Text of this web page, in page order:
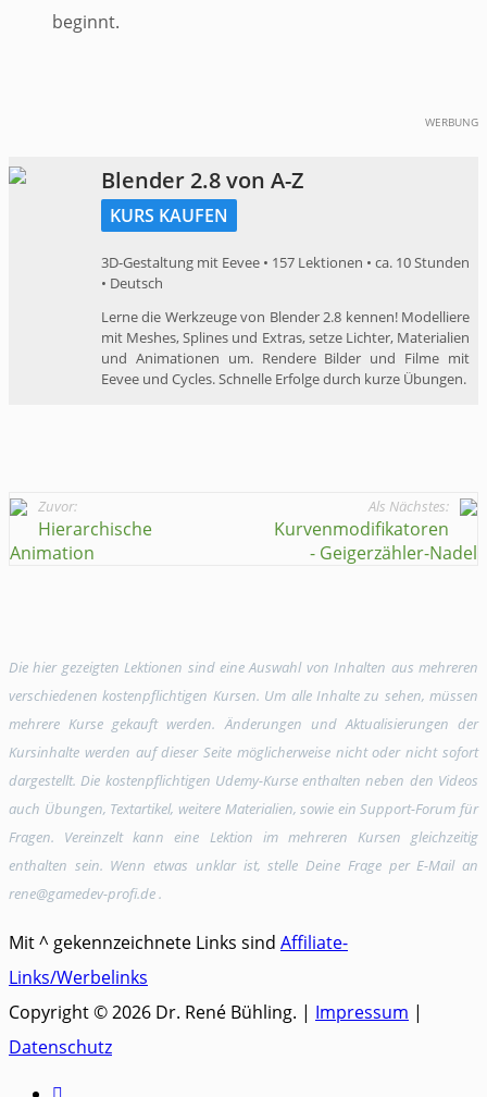
beginnt.
WERBUNG
Blender 2.8 von A-Z
KURS KAUFEN
3D-Gestaltung mit Eevee • 157 Lektionen • ca. 10 Stunden
• Deutsch
Lerne die Werkzeuge von Blender 2.8 kennen! Modelliere
mit Meshes, Splines und Extras, setze Lichter, Materialien
und Animationen um. Rendere Bilder und Filme mit
Eevee und Cycles. Schnelle Erfolge durch kurze Übungen.
Zuvor:
Hierarchische
Animation
Als Nächstes:
Kurvenmodifikatoren
- Geigerzähler-Nadel
Die hier gezeigten Lektionen sind eine Auswahl von Inhalten aus mehreren
verschiedenen kostenpflichtigen Kursen. Um alle Inhalte zu sehen, müssen
mehrere Kurse gekauft werden. Änderungen und Aktualisierungen der
Kursinhalte werden auf dieser Seite möglicherweise nicht oder nicht sofort
dargestellt. Die kostenpflichtigen Udemy-Kurse enthalten neben den Videos
auch Übungen, Textartikel, weitere Materialien, sowie ein Support-Forum für
Fragen. Vereinzelt kann eine Lektion im mehreren Kursen gleichzeitig
enthalten sein. Wenn etwas unklar ist, stelle Deine Frage per E-Mail an
rene@gamedev-profi.de .
Mit ^ gekennzeichnete Links sind Affiliate-
Links/Werbelinks
Copyright © 2026 Dr. René Bühling. | Impressum |
Datenschutz